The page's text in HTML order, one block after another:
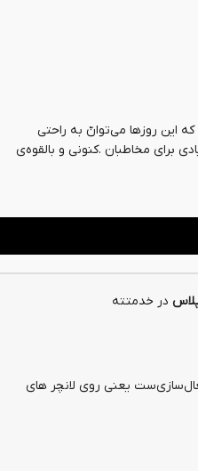
که این روزها می‌توانّ به راحتی
برای مخاطبان .کنونی و بالقوه‌ی
در خدمتته
یعنی روی لانچر های